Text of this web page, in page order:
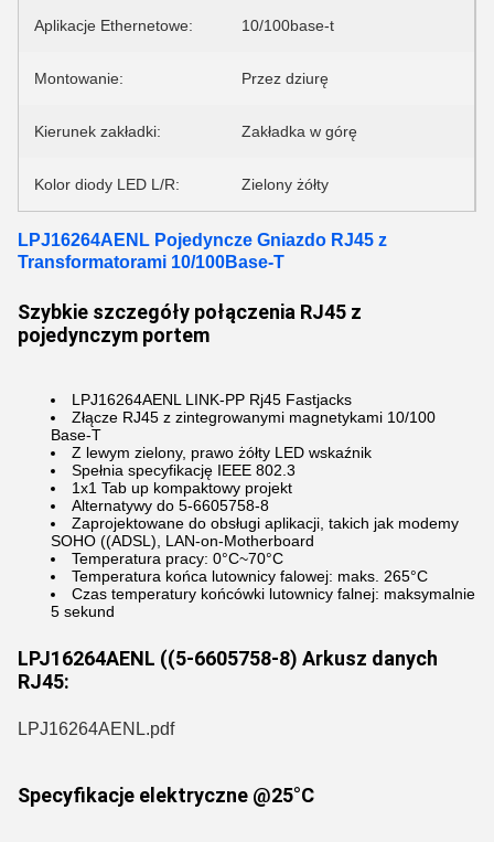
Aplikacje Ethernetowe: 10/100base-t
Montowanie: Przez dziurę
Kierunek zakładki: Zakładka w górę
Kolor diody LED L/R: Zielony żółty
LPJ16264AENL Pojedyncze Gniazdo RJ45 z
Transformatorami 10/100Base-T
Szybkie szczegóły połączenia RJ45 z
pojedynczym portem
LPJ16264AENL LINK-PP Rj45 Fastjacks
Złącze RJ45 z zintegrowanymi magnetykami 10/100
Base-T
Z lewym zielony, prawo żółty LED wskaźnik
Spełnia specyfikację IEEE 802.3
1x1 Tab up kompaktowy projekt
Alternatywy do 5-6605758-8
Zaprojektowane do obsługi aplikacji, takich jak modemy
SOHO ((ADSL), LAN-on-Motherboard
Temperatura pracy: 0°C~70°C
Temperatura końca lutownicy falowej: maks. 265°C
Czas temperatury końcówki lutownicy falnej: maksymalnie
5 sekund
LPJ16264AENL ((5-6605758-8) Arkusz danych
RJ45:
LPJ16264AENL.pdf
Specyfikacje elektryczne @25°C